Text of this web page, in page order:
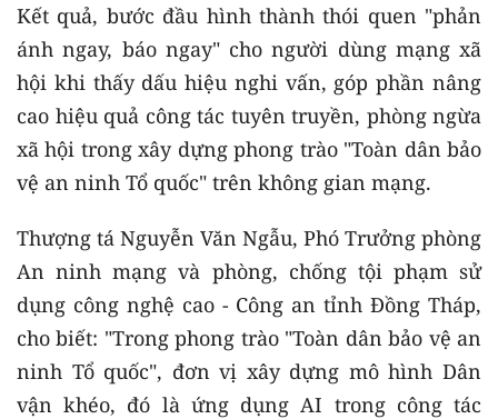
Kết quả, bước đầu hình thành thói quen "phản
ánh ngay, báo ngay" cho người dùng mạng xã
hội khi thấy dấu hiệu nghi vấn, góp phần nâng
cao hiệu quả công tác tuyên truyền, phòng ngừa
xã hội trong xây dựng phong trào "Toàn dân bảo
vệ an ninh Tổ quốc" trên không gian mạng.
Thượng tá Nguyễn Văn Ngẫu, Phó Trưởng phòng
An ninh mạng và phòng, chống tội phạm sử
dụng công nghệ cao - Công an tỉnh Đồng Tháp,
cho biết: "Trong phong trào "Toàn dân bảo vệ an
ninh Tổ quốc", đơn vị xây dựng mô hình Dân
vận khéo, đó là ứng dụng AI trong công tác